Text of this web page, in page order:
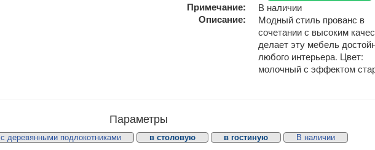
Примечание:
В наличии
Описание:
Модный стиль прованс в
сочетании с высоким
делает эту мебель
любого интерьера. Цвет:
молочный с эффектом
Параметры
с деревянными подлокотниками в столовую в гостиную
В наличии